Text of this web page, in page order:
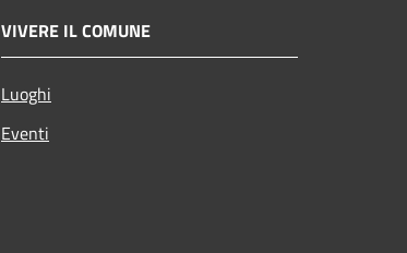
VIVERE IL COMUNE
Luoghi
Eventi